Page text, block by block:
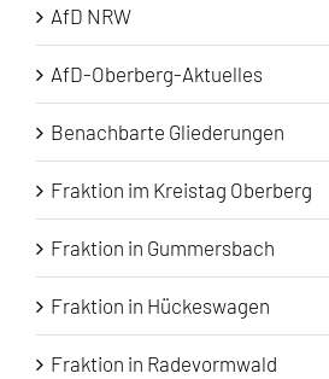
AfD NRW
AfD-Oberberg-Aktuelles
Benachbarte Gliederungen
Fraktion im Kreistag Oberberg
Fraktion in Gummersbach
Fraktion in Hückeswagen
Fraktion in Radevormwald